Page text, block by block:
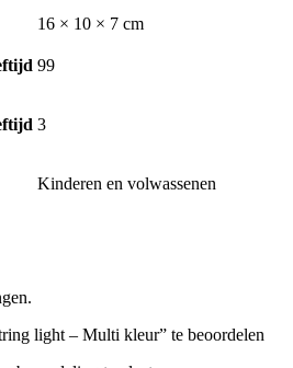
16 × 10 × 7 cm
99
3
Kinderen en volwassenen
light – Multi kleur” te beoordelen